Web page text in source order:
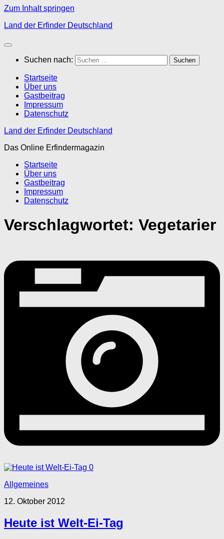
Zum Inhalt springen
Land der Erfinder Deutschland
Suchen nach:
Startseite
Über uns
Gastbeitrag
Impressum
Datenschutz
Land der Erfinder Deutschland
Das Online Erfindermagazin
Startseite
Über uns
Gastbeitrag
Impressum
Datenschutz
Verschlagwortet: Vegetarier
0
Allgemeines
12. Oktober 2012
Heute ist Welt-Ei-Tag